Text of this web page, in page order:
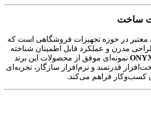
معتبر در حوزه تجهیزات فروشگاهی است که
طراحی مدرن و عملکرد قابل اطمینان شناخته
نمونه‌ای موفق از محصولات این برند
قدرتمند و نرم‌افزار سازگار، تجربه‌ای
کسب‌وکار فراهم می‌کند.